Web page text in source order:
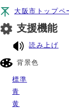
大阪市トップペ
支援機能
読み上げ
背景色
標準
青
黄